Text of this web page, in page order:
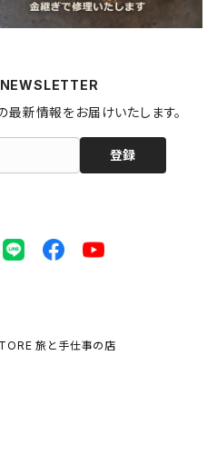
新情報をお届けいたします。
登録
旅と手仕事の店